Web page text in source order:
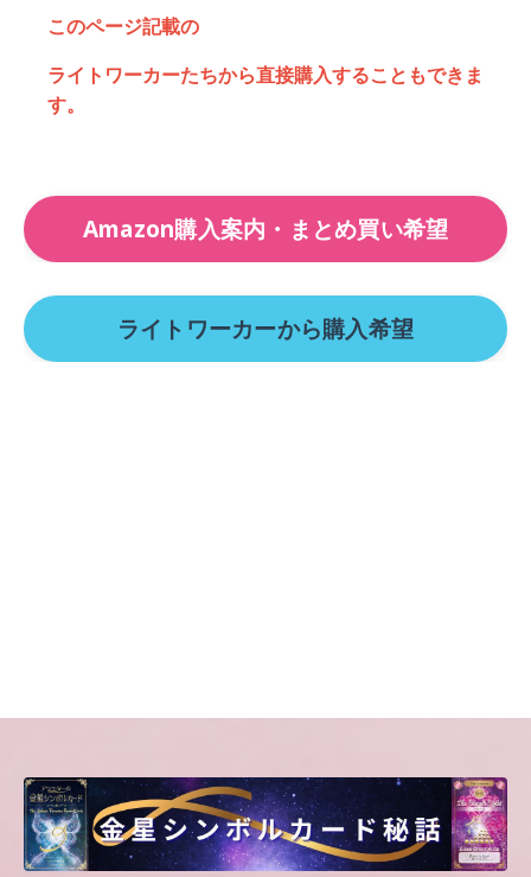
このページ記載の
ライトワーカーたちから直接購入することもできま
す。
Amazon購入案内・まとめ買い希望
ライトワーカーから購入希望